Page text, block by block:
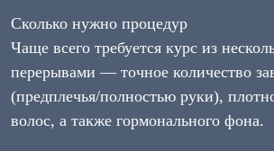
Сколько нужно процедур
Чаще всего требуется курс из
перерывами — точное количество
(предплечья/полностью руки),
волос, а также гормонального фона.